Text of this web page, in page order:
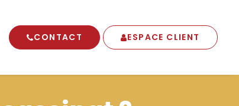
CONTACT ESPACE CLIENT